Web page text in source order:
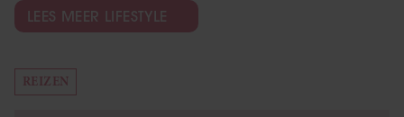
LEES MEER LIFESTYLE
REIZEN